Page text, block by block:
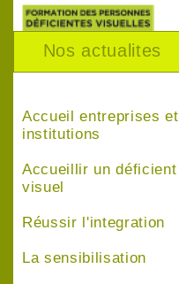
Nos actualites
Accueil entreprises et
institutions
Accueillir un déficient
visuel
Réussir l'integration
La sensibilisation